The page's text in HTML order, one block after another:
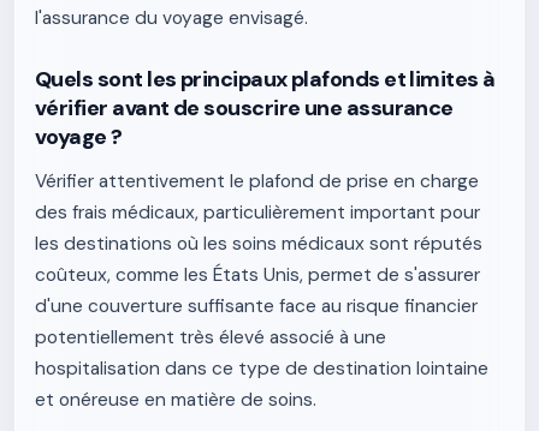
l'assurance du voyage envisagé.
Quels sont les principaux plafonds et limites à
vérifier avant de souscrire une assurance
voyage ?
Vérifier attentivement le plafond de prise en charge
des frais médicaux, particulièrement important pour
les destinations où les soins médicaux sont réputés
coûteux, comme les États Unis, permet de s'assurer
d'une couverture suffisante face au risque financier
potentiellement très élevé associé à une
hospitalisation dans ce type de destination lointaine
et onéreuse en matière de soins.